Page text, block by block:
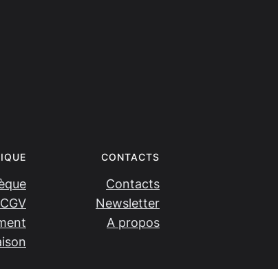
CGV
CONTACTS
Contacts
Newsletter
A propos